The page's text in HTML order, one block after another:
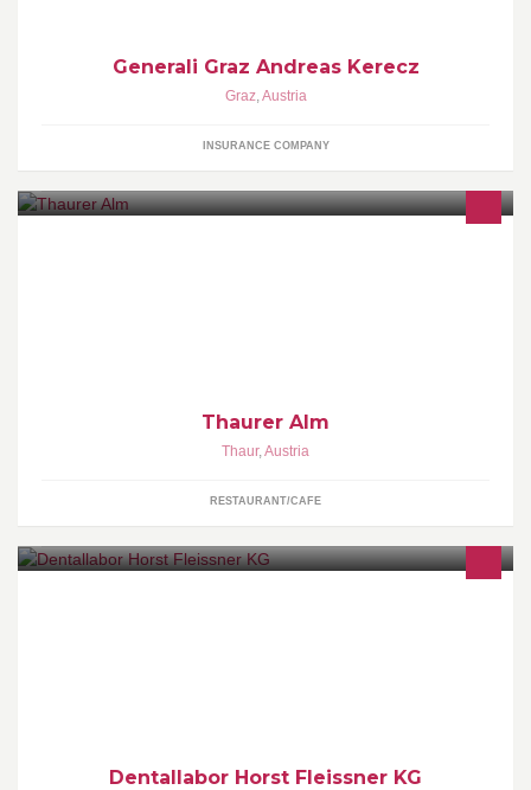
Generali Graz Andreas Kerecz
Graz,Austria
INSURANCE COMPANY
Thaurer Alm
Thaur,Austria
RESTAURANT/CAFE
Dentallabor Horst Fleissner KG